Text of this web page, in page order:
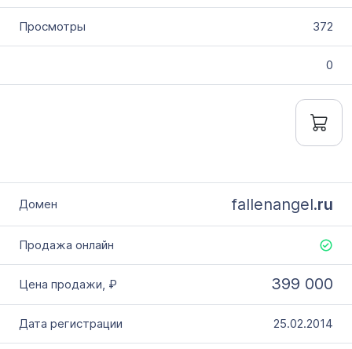
372
0
fallenangel.ru
399 000
25.02.2014